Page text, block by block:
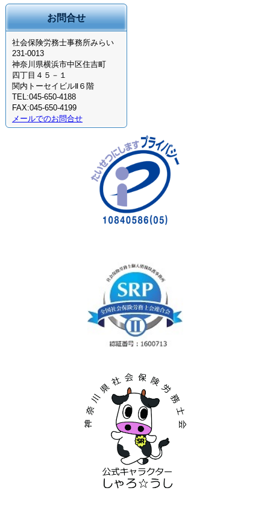
お問合せ
社会保険労務士事務所みらい
231-0013
神奈川県横浜市中区住吉町
四丁目４５－１
関内トーセイビルⅡ６階
TEL:045-650-4188
FAX:045-650-4199
メールでのお問合せ